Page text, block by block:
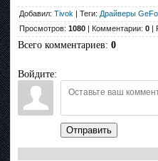
Добавил: Tivok | Теги: Драйверы
Просмотров: 1080 | Комментарии: 0 |
Всего комментариев: 0
Войдите:
Отправить